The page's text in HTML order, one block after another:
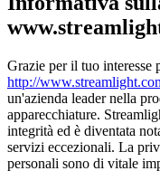
Grazie per il tuo interesse
http://
un'azienda leader nella
apparecchiature.
integrità ed è diventata
servizi eccezionali. La
personali sono di vitale